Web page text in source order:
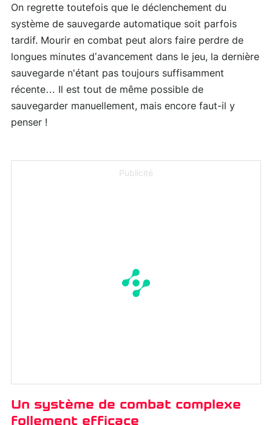
On regrette toutefois que le déclenchement du
système de sauvegarde automatique soit parfois
tardif. Mourir en combat peut alors faire perdre de
longues minutes d’avancement dans le jeu, la dernière
sauvegarde n'étant pas toujours suffisamment
récente… Il est tout de même possible de
sauvegarder manuellement, mais encore faut-il y
penser !
Publicité
Un système de combat complexe
follement efficace